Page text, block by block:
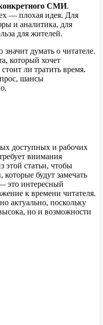
СМИ.
— плохая идея. Для
и аналитика, для
для жителей.
значит думать о читателе.
который хочет
ли тратить время.
шансы
доступных и рабочих
внимания
этой статьи, чтобы
которые будут замечать
это интересный
к времени читателя.
актуально, поскольку
но и возможности